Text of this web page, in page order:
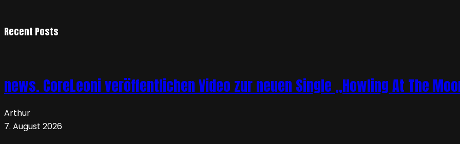
Recent Posts
news. CoreLeoni veröffentlichen Video zur neuen Single „Howling At The
Arthur
7. August 2026